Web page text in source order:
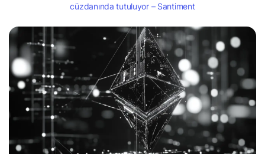
cüzdanında tutuluyor – Santiment